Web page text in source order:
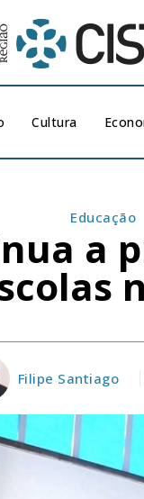
Cultura
Educação
a
Filipe Santiago